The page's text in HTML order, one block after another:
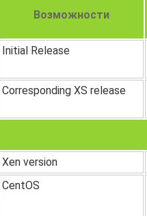
Возможности
Initial Release
Corresponding XS release
Xen version
CentOS